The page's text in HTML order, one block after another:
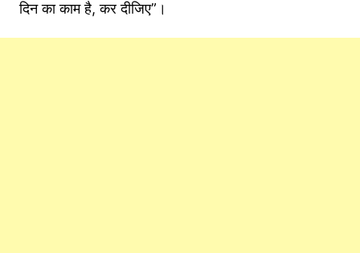
दिन का काम है, कर दीजिए”।